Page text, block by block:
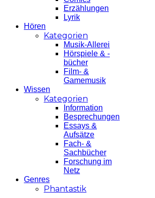
Erzählungen
Lyrik
Hören
Kategorien
Musik-Allerei
Hörspiele & -
bücher
Film- &
Gamemusik
Wissen
Kategorien
Information
Besprechungen
Essays &
Aufsätze
Fach- &
Sachbücher
Forschung im
Netz
Genres
Phantastik